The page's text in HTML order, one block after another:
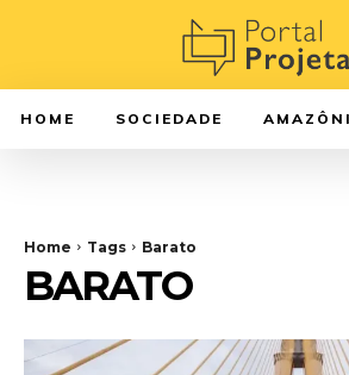
HOME SOCIEDADE
Home Tags Barato
BARATO